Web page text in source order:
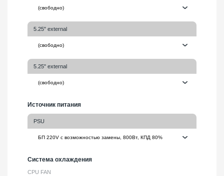
5.25" external
5.25" external
Источник питания
PSU
Система охлаждения
CPU FAN